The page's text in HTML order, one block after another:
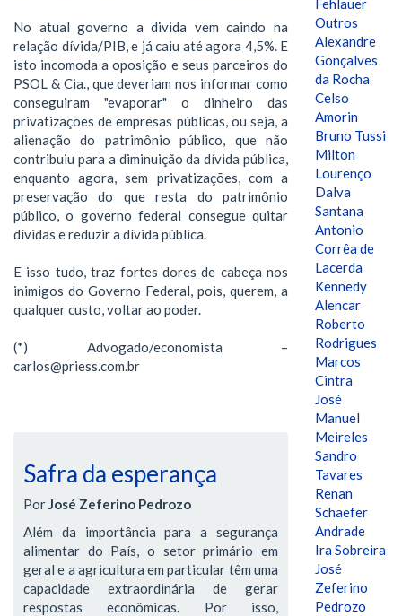
No atual governo a divida vem caindo na
relação dívida/PIB, e já caiu até agora 4,5%. E
isto incomoda a oposição e seus parceiros do
PSOL & Cia., que deveriam nos informar como
conseguiram "evaporar" o dinheiro das
privatizações de empresas públicas, ou seja, a
alienação do patrimônio público, que não
contribuiu para a diminuição da dívida pública,
enquanto agora, sem privatizações, com a
preservação do que resta do patrimônio
público, o governo federal consegue quitar
dívidas e reduzir a dívida pública.
E isso tudo, traz fortes dores de cabeça nos
inimigos do Governo Federal, pois, querem, a
qualquer custo, voltar ao poder.
(*) Advogado/economista –
carlos@priess.com.br
Safra da esperança
PorJosé Zeferino Pedrozo
Além da importância para a segurança
alimentar do País, o setor primário em
geral e a agricultura em particular têm uma
capacidade extraordinária de gerar
respostas econômicas. Por isso,
Fehlauer
Outros
Alexandre
Gonçalves
da Rocha
Celso
Amorin
Bruno Tussi
Milton
Lourenço
Dalva
Santana
Antonio
Corrêa de
Lacerda
Kennedy
Alencar
Roberto
Rodrigues
Marcos
Cintra
José
Manuel
Meireles
Sandro
Tavares
Renan
Schaefer
Andrade
Ira Sobreira
José
Zeferino
Pedrozo